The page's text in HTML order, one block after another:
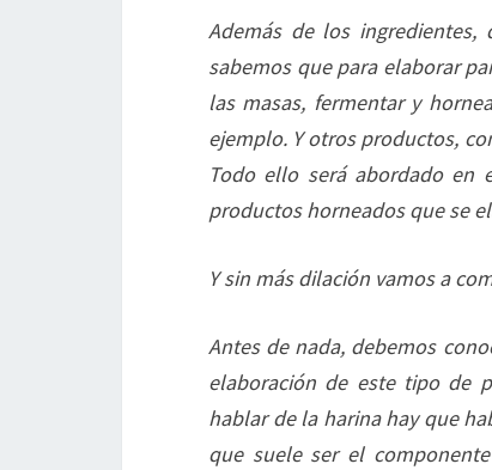
Además de los ingredientes,
sabemos que para elaborar
las masas, fermentar y
ejemplo. Y otros productos,
Todo ello será abordado en
productos horneados que se
Y sin más dilación vamos a
Antes de nada, debemos
elaboración de este tipo de
hablar de la harina hay que
que suele ser el